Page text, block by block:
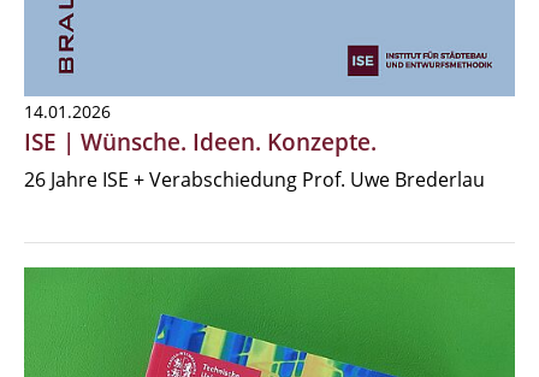
14.01.2026
ISE | Wünsche. Ideen. Konzepte.
26 Jahre ISE + Verabschiedung Prof. Uwe Brederlau